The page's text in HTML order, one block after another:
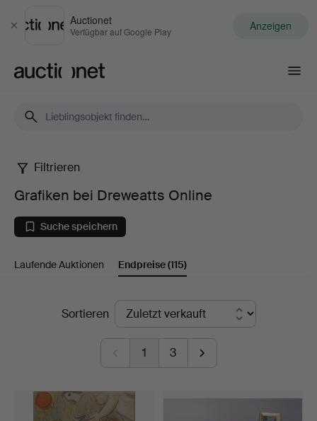
Schließen
Auctionet
Verfügbar auf Google Play Anzeigen
Grafiken
bei
Dreweatts
Online
Filtrieren
Grafiken bei Dreweatts Online
Suche speichern
Laufende Auktionen Endpreise(115)
EndpreiseSortieren
1 3